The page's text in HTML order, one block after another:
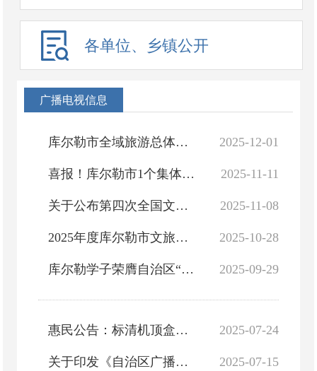
各单位、乡镇公开
广播电视信息
2025-12-01
库尔勒市全域旅游总体规划（评审修编稿）终稿
2025-11-11
喜报！库尔勒市1个集体获全国表彰
2025-11-08
关于公布第四次全国文物普查库尔勒市新发现未定级不可移动文物的通知
2025-10-28
2025年度库尔勒市文旅局“双随机、一公开”抽查结果公示
2025-09-29
库尔勒学子荣膺自治区“新时代好少年”！发布仪式即将播出
2025-07-24
惠民公告：标清机顶盒免费升级高清机顶盒！
2025-07-15
关于印发《自治区广播电视行政处罚自由裁量权基准（2025年版）》的通知